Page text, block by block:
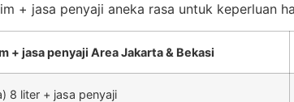
+ jasa penyaji aneka rasa untuk keperluan
+ jasa penyaji Area Jakarta & Bekasi
8 liter + jasa penyaji